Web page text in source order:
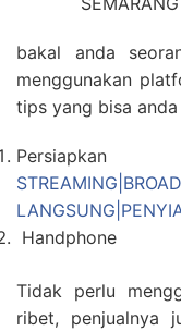
bakal anda
menggunakan
tips yang bisa anda
Handphone
Tidak perlu
ribet, penjualnya